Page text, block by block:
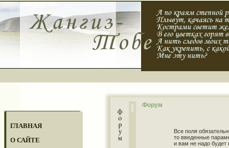
ГЛАВНАЯ
О САЙТЕ
Форум
Все поля
то введенные
и вам не надо будет